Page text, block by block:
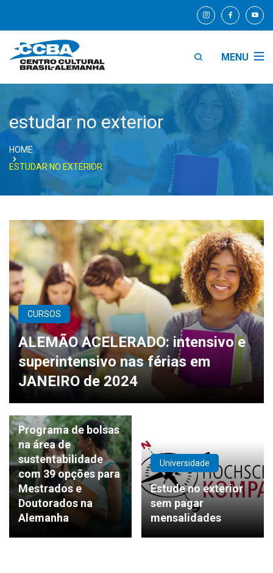
MENU
estudar no exterior
HOME
ESTUDAR NO EXTERIOR
CURSOS
ALEMÃO ACELERADO: intensivo e
superintensivo nas férias em
JANEIRO de 2024
BOLSA
Programa de bolsas
na área de
sustentabilidade
com 39 opções para
Mestrados e
Doutorados na
Alemanha
Universidade
Estude no exterior
sem pagar
mensalidades